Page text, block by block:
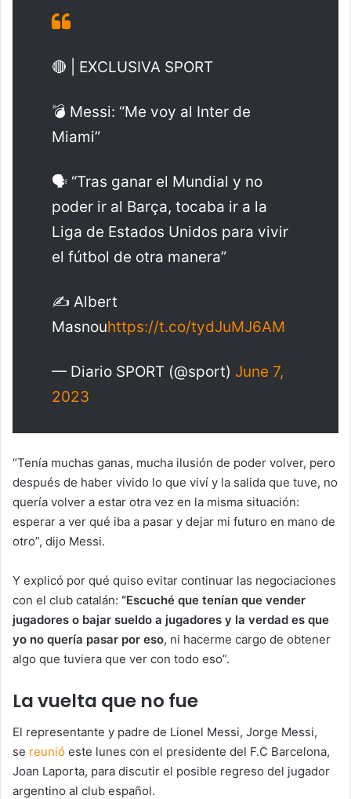
🔴 | EXCLUSIVA SPORT
💣 Messi: “Me voy al Inter de
Miami”
🗣️ “Tras ganar el Mundial y no
poder ir al Barça, tocaba ir a la
Liga de Estados Unidos para vivir
el fútbol de otra manera”
✍️ Albert
Masnouhttps://t.co/tydJuMJ6AM
— Diario SPORT (@sport) June 7,
2023
“Tenía muchas ganas, mucha ilusión de poder volver, pero
después de haber vivido lo que viví y la salida que tuve, no
quería volver a estar otra vez en la misma situación:
esperar a ver qué iba a pasar y dejar mi futuro en mano de
otro”, dijo Messi.
Y explicó por qué quiso evitar continuar las negociaciones
con el club catalán: “Escuché que tenían que vender
jugadores o bajar sueldo a jugadores y la verdad es que
yo no quería pasar por eso, ni hacerme cargo de obtener
algo que tuviera que ver con todo eso”.
La vuelta que no fue
El representante y padre de Lionel Messi, Jorge Messi,
se reunió este lunes con el presidente del F.C Barcelona,
Joan Laporta, para discutir el posible regreso del jugador
argentino al club español.